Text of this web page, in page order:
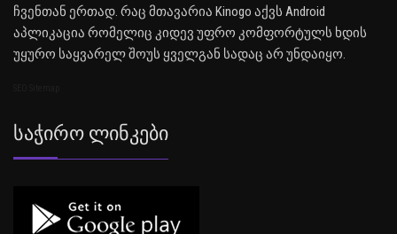
ჩვენთან ერთად. რაც მთავარია Kinogo აქვს Android
აპლიკაცია რომელიც კიდევ უფრო კომფორტულს ხდის
უყურო საყვარელ შოუს ყველგან სადაც არ უნდაიყო.
Საჭირო Ლინკები